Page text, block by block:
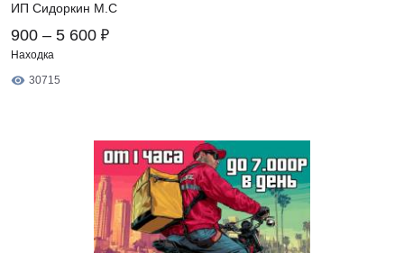
ИП Сидоркин М.С
900 – 5 600 ₽
Находка
30715